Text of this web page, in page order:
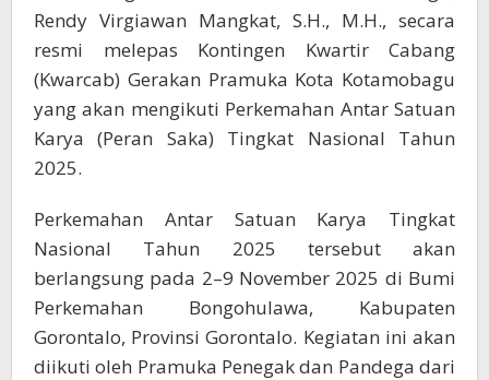
Rendy Virgiawan Mangkat, S.H., M.H., secara
resmi melepas Kontingen Kwartir Cabang
(Kwarcab) Gerakan Pramuka Kota Kotamobagu
yang akan mengikuti Perkemahan Antar Satuan
Karya (Peran Saka) Tingkat Nasional Tahun
2025.
Perkemahan Antar Satuan Karya Tingkat
Nasional Tahun 2025 tersebut akan
berlangsung pada 2–9 November 2025 di Bumi
Perkemahan Bongohulawa, Kabupaten
Gorontalo, Provinsi Gorontalo. Kegiatan ini akan
diikuti oleh Pramuka Penegak dan Pandega dari